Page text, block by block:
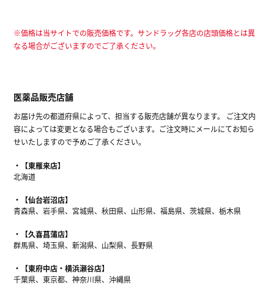
※価格は当サイトでの販売価格です。サンドラッグ各店の店頭価格とは異
なる場合がございますのでご了承ください。
医薬品販売店舗
お届け先の都道府県によって、担当する販売店舗が異なります。 ご注文内
容によっては変更となる場合もございます。ご注文時にメールにてお知ら
せいたしますので予めご了承ください。
【東雁来店】
北海道
【仙台岩沼店】
青森県、岩手県、宮城県、秋田県、山形県、福島県、茨城県、栃木県
【久喜菖蒲店】
群馬県、埼玉県、新潟県、山梨県、長野県
【東府中店・横浜瀬谷店】
千葉県、東京都、神奈川県、沖縄県